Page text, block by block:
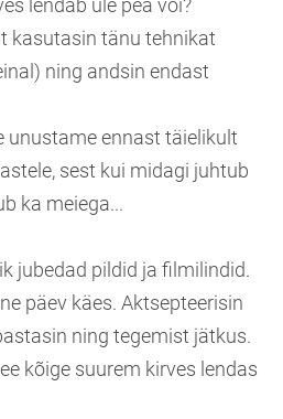
lendab üle pea või?
kasutasin tänu tehnikat
ning andsin endast
unustame ennast täielikult
sest kui midagi juhtub
ka meiega...
jubedad pildid ja filmilindid.
päev käes. Aktsepteerisin
ning tegemist jätkus.
kõige suurem kirves lendas